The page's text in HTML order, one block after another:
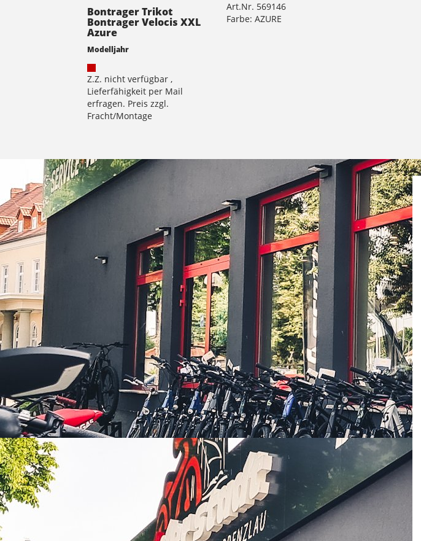
Bontrager Trikot
Bontrager Velocis XXL
Azure
Modelljahr
Z.Z. nicht verfügbar ,
Lieferfähigkeit per Mail
erfragen. Preis zzgl.
Fracht/Montage
Art.Nr. 569146
Farbe: AZURE